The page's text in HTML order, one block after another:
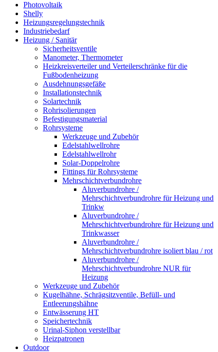
Photovoltaik
Shelly
Heizungsregelungstechnik
Industriebedarf
Heizung / Sanitär
Sicherheitsventile
Manometer, Thermometer
Heizkreisverteiler und Verteilerschränke für die
Fußbodenheizung
Ausdehnungsgefäße
Installationstechnik
Solartechnik
Rohrisolierungen
Befestigungsmaterial
Rohrsysteme
Werkzeuge und Zubehör
Edelstahlwellrohre
Edelstahlwellrohr
Solar-Doppelrohre
Fittings für Rohrsysteme
Mehrschichtverbundrohre
Aluverbundrohre /
Mehrschichtverbundrohre für Heizung und
Trinkw
Aluverbundrohre /
Mehrschichtverbundrohre für Heizung und
Trinkwasser
Aluverbundrohre /
Mehrschichtverbundrohre isoliert blau / rot
Aluverbundrohre /
Mehrschichtverbundrohre NUR für
Heizung
Werkzeuge und Zubehör
Kugelhähne, Schrägsitzventile, Befüll- und
Entleerungshähne
Entwässerung HT
Speichertechnik
Urinal-Siphon verstellbar
Heizpatronen
Outdoor